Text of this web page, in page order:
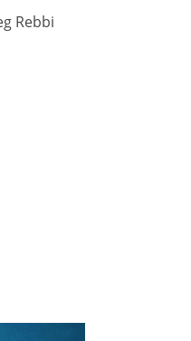
Rebbi